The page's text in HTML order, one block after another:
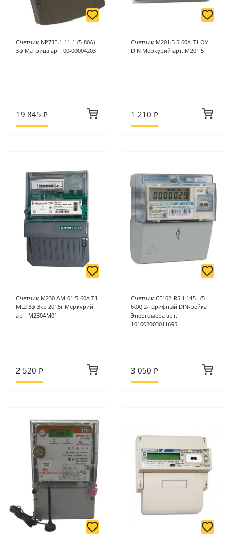
Счетчик NP73E.1-11-1 (5-80A)
3ф Матрица арт. 00-00004203
19 845 ₽
Счетчик M201.5 5-60А Т1 ОУ
DIN Меркурий арт. M201.5
1 210 ₽
Счетчик М230 АМ-01 5-60А Т1
МШ 3ф 3кр 2015г Меркурий
арт. M230АМ01
2 520 ₽
Счетчик СЕ102-R5.1 145 J (5-
60A) 2-тарифный DIN-рейка
Энергомера арт.
101002003011695
3 050 ₽